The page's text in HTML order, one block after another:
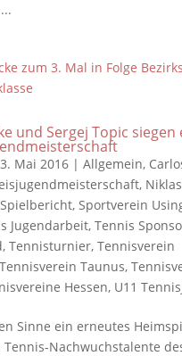
und Sergej Topic
Mai 2016| Allgemein,
,
Spielbericht, Sportverein
Jugendarbeit, Tennis
, Tennisturnier, Tennisverein
Tennisverein Taunus,
Hessen, U11
Sinne ein erneutes
Nachwuchstalente